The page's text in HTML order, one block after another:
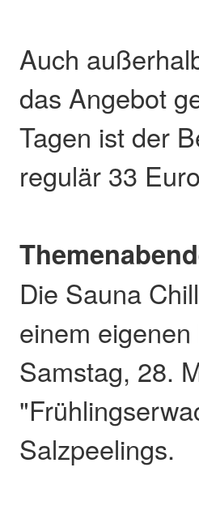
Auch
das Angebot
Tagen ist der
regulär 33
Die Sauna
einem
Samstag, 28.
Salzpeelings.